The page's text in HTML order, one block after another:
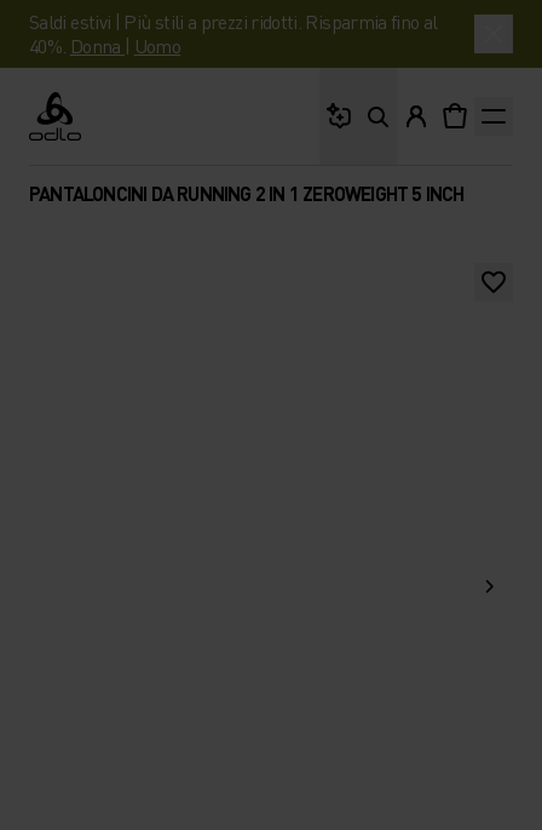
Saldi estivi | Più stili a prezzi ridotti. Risparmia fino al
40%. Donna | Uomo
Odlo
PANTALONCINI DA RUNNING 2 IN 1 ZEROWEIGHT 5 INCH